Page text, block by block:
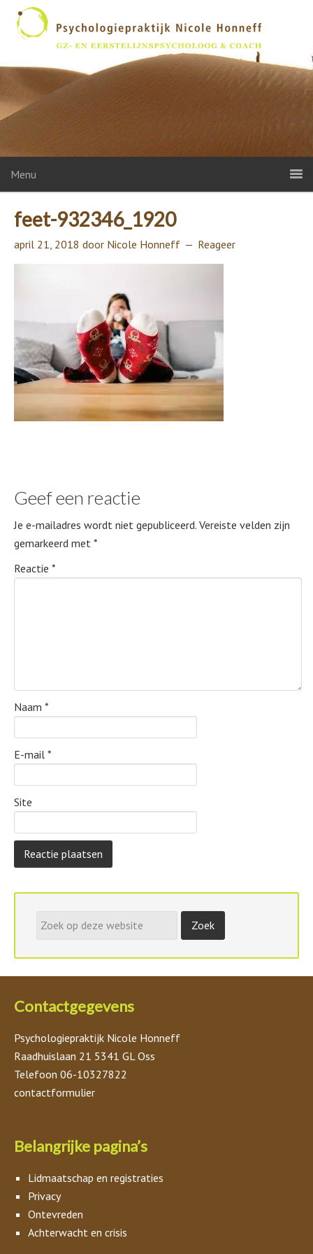
Menu
feet-932346_1920
april 21, 2018 door Nicole Honneff Reageer
Geef een reactie
Je e-mailadres wordt niet gepubliceerd. Vereiste velden zijn
gemarkeerd met *
Reactie *
Naam *
E-mail *
Site
Contactgegevens
Psychologiepraktijk Nicole Honneff
Raadhuislaan 21 5341 GL Oss
Telefoon 06-10327822
contactformulier
Belangrijke pagina’s
Lidmaatschap en registraties
Privacy
Ontevreden
Achterwacht en crisis